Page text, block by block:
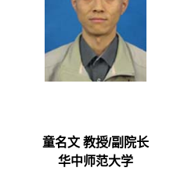
童名文 教授/副院长
华中师范大学